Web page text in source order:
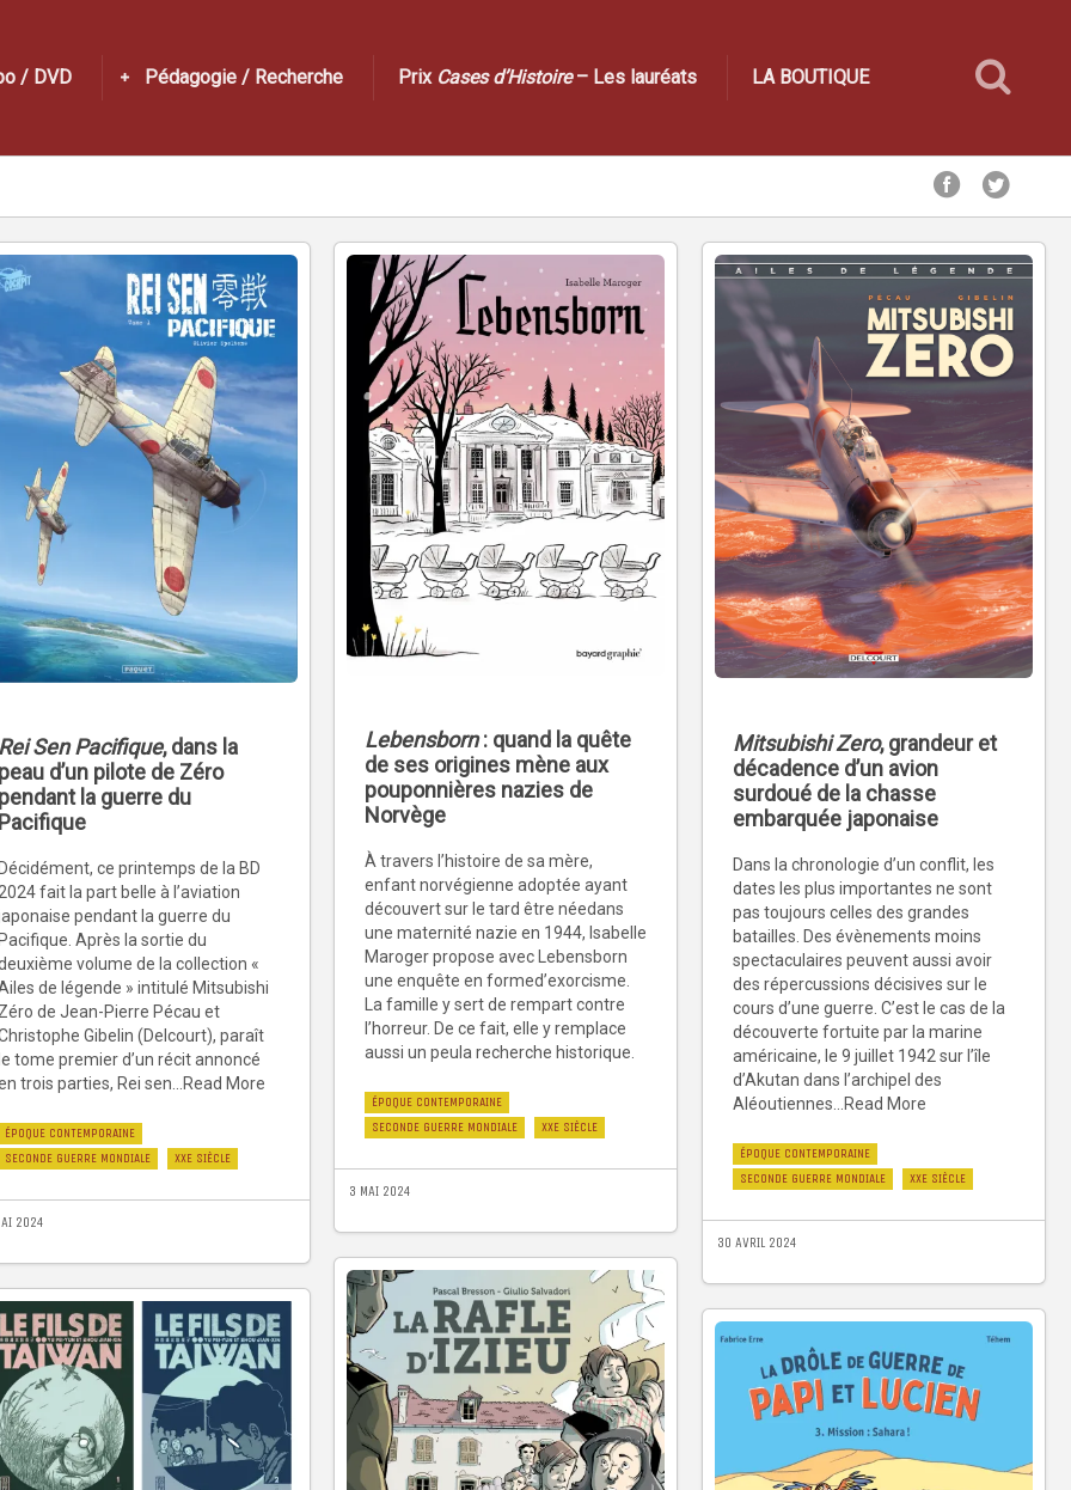
/ DVD Pédagogie / Recherche Prix Cases d’Histoire– Les lauréats LA BOUTIQUE
Sen Pacifique, dans la
d’un pilote de Zéro
la guerre du
ce printemps de la BD
fait la part belle à l’aviation
pendant la guerre du
Après la sortie du
volume de la collection «
de légende » intitulé Mitsubishi
de Jean-Pierre Pécau et
Gibelin (Delcourt), paraît
tome premier d’un récit annoncé
trois parties, Rei sen...Read More
ÉPOQUE CONTEMPORAINE
SECONDE GUERRE MONDIALE
XXE SIÈCLE
2024
Lebensborn: quand la quête
de ses origines mène aux
pouponnières nazies de
Norvège
À travers l’histoire de sa mère,
enfant norvégienne adoptée ayant
découvert sur le tard être néedans
une maternité nazie en 1944, Isabelle
Maroger propose avec Lebensborn
une enquête en formed’exorcisme.
La famille y sert de rempart contre
l’horreur. De ce fait, elle y remplace
aussi un peula recherche historique.
ÉPOQUE CONTEMPORAINE
SECONDE GUERRE MONDIALE
XXE SIÈCLE
3 MAI 2024
Mitsubishi Zero, grandeur et
décadence d’un avion
surdoué de la chasse
embarquée japonaise
Dans la chronologie d’un conflit, les
dates les plus importantes ne sont
pas toujours celles des grandes
batailles. Des évènements moins
spectaculaires peuvent aussi avoir
des répercussions décisives sur le
cours d’une guerre. C’est le cas de la
découverte fortuite par la marine
américaine, le 9 juillet 1942 sur l’île
d’Akutan dans l’archipel des
Aléoutiennes...Read More
ÉPOQUE CONTEMPORAINE
SECONDE GUERRE MONDIALE
XXE SIÈCLE
30 AVRIL 2024